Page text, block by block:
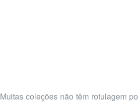
Muitas coleções não têm rotulagem